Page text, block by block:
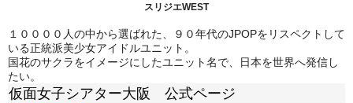
スリジエWEST
１００００人の中から選ばれた、９０年代のJPOPをリスペクトして
いる正統派美少女アイドルユニット。
国花のサクラをイメージにしたユニット名で、日本を世界へ発信し
たい。
仮面女子シアター大阪 公式ページ